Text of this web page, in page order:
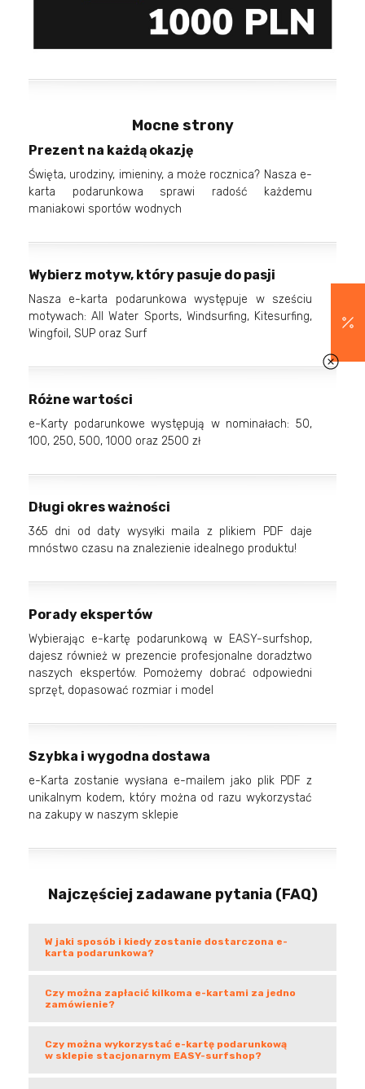
Mocne strony
Prezent na każdą okazję
Święta, urodziny, imieniny, a może rocznica? Nasza e-
karta podarunkowa sprawi radość każdemu
maniakowi sportów wodnych
Wybierz motyw, który pasuje do pasji
Nasza e-karta podarunkowa występuje w sześciu
motywach: All Water Sports, Windsurfing, Kitesurfing,
Wingfoil, SUP oraz Surf
Różne wartości
e-Karty podarunkowe występują w nominałach: 50,
100, 250, 500, 1000 oraz 2500 zł
Długi okres ważności
365 dni od daty wysyłki maila z plikiem PDF daje
mnóstwo czasu na znalezienie idealnego produktu!
Porady ekspertów
Wybierając e-kartę podarunkową w EASY-surfshop,
dajesz również w prezencie profesjonalne doradztwo
naszych ekspertów. Pomożemy dobrać odpowiedni
sprzęt, dopasować rozmiar i model
Szybka i wygodna dostawa
e-Karta zostanie wysłana e-mailem jako plik PDF z
unikalnym kodem, który można od razu wykorzystać
na zakupy w naszym sklepie
Najczęściej zadawane pytania (FAQ)
W jaki sposób i kiedy zostanie dostarczona e-
karta podarunkowa?
Czy można zapłacić kilkoma e-kartami za jedno
zamówienie?
Czy można wykorzystać e-kartę podarunkową
w sklepie stacjonarnym EASY-surfshop?